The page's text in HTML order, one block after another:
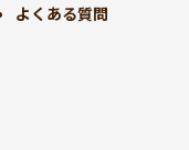
よくある質問